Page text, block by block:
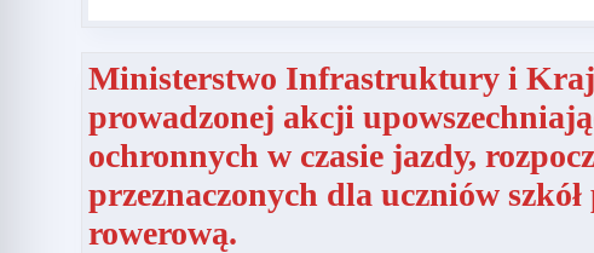
Ministerstwo Infrastruktury i
prowadzonej akcji
ochronnych w czasie jazdy,
przeznaczonych dla uczniów
rowerową.